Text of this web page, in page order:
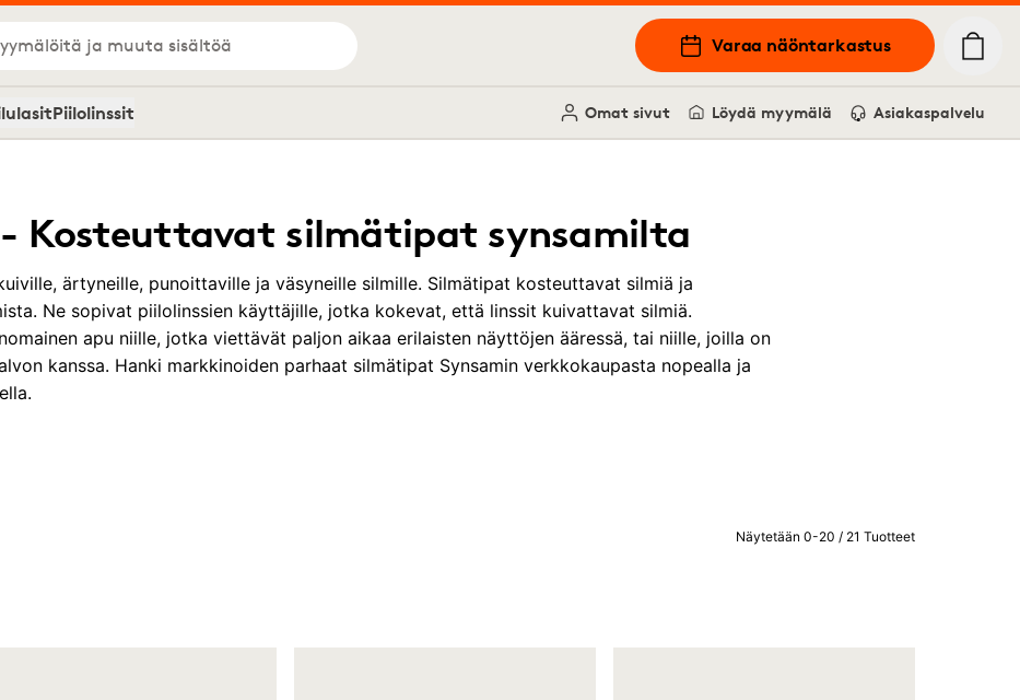
ja muuta sisältöä Varaa näöntarkastus
Piilolinssit Omat sivut Löydä myymälä Asiakaspalvelu
Kosteuttavat silmätipat synsamilta
ärtyneille, punoittaville ja väsyneille silmille. Silmätipat kosteuttavat silmiä ja
Ne sopivat piilolinssien käyttäjille, jotka kokevat, että linssit kuivattavat silmiä.
apu niille, jotka viettävät paljon aikaa erilaisten näyttöjen ääressä, tai niille, joilla on
kanssa. Hanki markkinoiden parhaat silmätipat Synsamin verkkokaupasta nopealla ja
Näytetään 0-20 / 21 Tuotteet